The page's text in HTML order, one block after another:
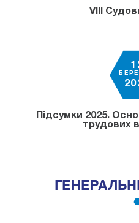
VІІІ
Підсумки 2025.
трудових